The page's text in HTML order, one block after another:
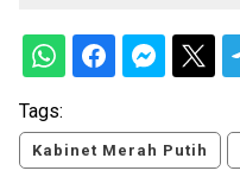
Tags:
Kabinet Merah Putih